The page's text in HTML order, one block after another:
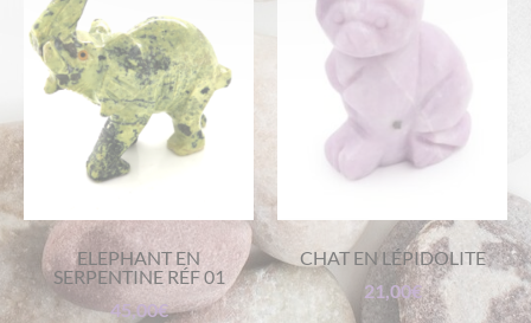
ELEPHANT EN
SERPENTINE RÉF 01
45,00€
CHAT EN LÉPIDOLITE
21,00€